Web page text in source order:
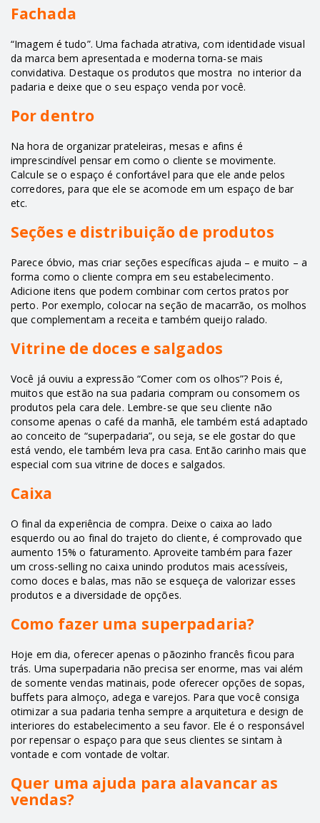
Fachada
“Imagem é tudo”. Uma fachada atrativa, com identidade visual
da marca bem apresentada e moderna torna-se mais
convidativa. Destaque os produtos que mostra no interior da
padaria e deixe que o seu espaço venda por você.
Por dentro
Na hora de organizar prateleiras, mesas e afins é
imprescindível pensar em como o cliente se movimente.
Calcule se o espaço é confortável para que ele ande pelos
corredores, para que ele se acomode em um espaço de bar
etc.
Seções e distribuição de produtos
Parece óbvio, mas criar seções específicas ajuda – e muito – a
forma como o cliente compra em seu estabelecimento.
Adicione itens que podem combinar com certos pratos por
perto. Por exemplo, colocar na seção de macarrão, os molhos
que complementam a receita e também queijo ralado.
Vitrine de doces e salgados
Você já ouviu a expressão “Comer com os olhos”? Pois é,
muitos que estão na sua padaria compram ou consomem os
produtos pela cara dele. Lembre-se que seu cliente não
consome apenas o café da manhã, ele também está adaptado
ao conceito de “superpadaria”, ou seja, se ele gostar do que
está vendo, ele também leva pra casa. Então carinho mais que
especial com sua vitrine de doces e salgados.
Caixa
O final da experiência de compra. Deixe o caixa ao lado
esquerdo ou ao final do trajeto do cliente, é comprovado que
aumento 15% o faturamento. Aproveite também para fazer
um cross-selling no caixa unindo produtos mais acessíveis,
como doces e balas, mas não se esqueça de valorizar esses
produtos e a diversidade de opções.
Como fazer uma superpadaria?
Hoje em dia, oferecer apenas o pãozinho francês ficou para
trás. Uma superpadaria não precisa ser enorme, mas vai além
de somente vendas matinais, pode oferecer opções de sopas,
buffets para almoço, adega e varejos. Para que você consiga
otimizar a sua padaria tenha sempre a arquitetura e design de
interiores do estabelecimento a seu favor. Ele é o responsável
por repensar o espaço para que seus clientes se sintam à
vontade e com vontade de voltar.
Quer uma ajuda para alavancar as
vendas?